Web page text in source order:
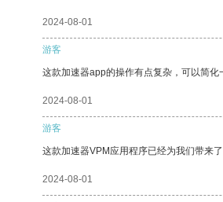
2024-08-01
游客
这款加速器app的操作有点复杂，可以简
2024-08-01
游客
这款加速器VPM应用程序已经为我们带来了
2024-08-01